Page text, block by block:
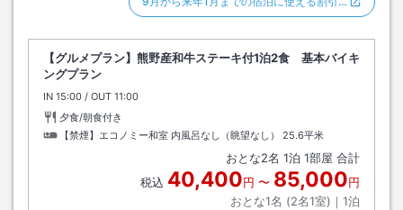
【グルメプラン】熊野産和牛ステーキ付1泊2食 基本バイキ
ングプラン
IN チェックイン
15:00 / OUT チェックアウト
11:00
夕食/朝食付き
【禁煙】エコノミー和室 内風呂なし（眺望なし）
25.6平米
おとな2名 1泊 1部屋 合計
税込 40,400円 〜 85,000円
おとな1名 (2名1室)｜ 1泊